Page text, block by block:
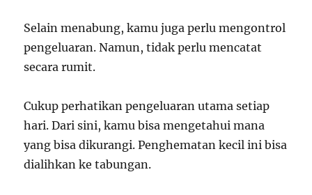
Selain menabung, kamu juga perlu mengontrol
pengeluaran. Namun, tidak perlu mencatat
secara rumit.
Cukup perhatikan pengeluaran utama setiap
hari. Dari sini, kamu bisa mengetahui mana
yang bisa dikurangi. Penghematan kecil ini bisa
dialihkan ke tabungan.